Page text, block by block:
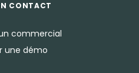
CONTACT
commercial
une démo